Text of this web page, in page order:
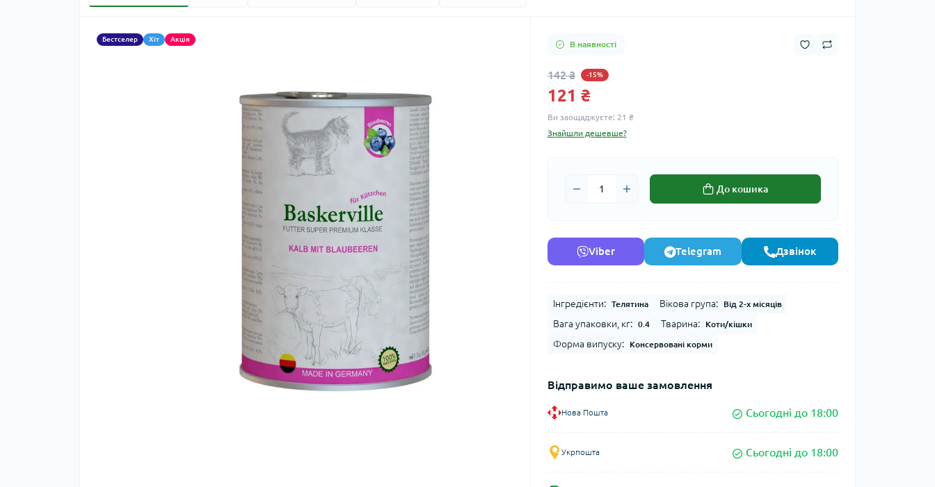
Бестселер Хіт Акція
В наявності
142 ₴ -15%
121 ₴
Ви заощаджуєте: 21 ₴
Знайшли дешевше?
До кошика
Viber Telegram Дзвінок
Інгредієнти: Телятина Вікова група: Від 2-х місяців
Вага упаковки, кг: 0.4 Тварина: Коти/кішки
Форма випуску: Консервовані корми
Відправимо ваше замовлення
Нова Пошта Сьогодні до 18:00
Укрпошта Сьогодні до 18:00